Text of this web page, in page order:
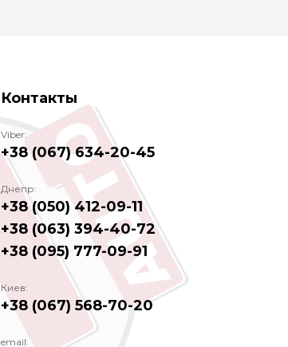
Контакты
Viber:
+38 (067) 634-20-45
Днепр:
+38 (050) 412-09-11
+38 (063) 394-40-72
+38 (095) 777-09-91
Киев:
+38 (067) 568-70-20
email: